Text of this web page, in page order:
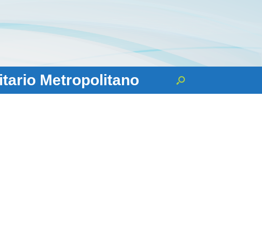
Metropolitano